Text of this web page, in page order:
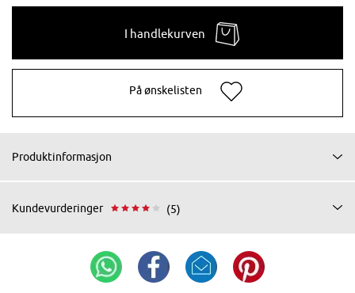
I handlekurven
På ønskelisten
Produktinformasjon
Kundevurderinger (5)